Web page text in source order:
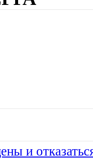
и